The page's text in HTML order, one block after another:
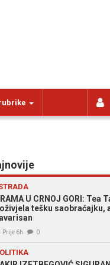
U CRNOJ GORI: Tea
tešku saobraćajku,
Prije 6h 0